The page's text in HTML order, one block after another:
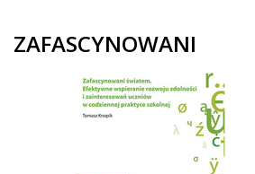
ZAFASCYNOWANI